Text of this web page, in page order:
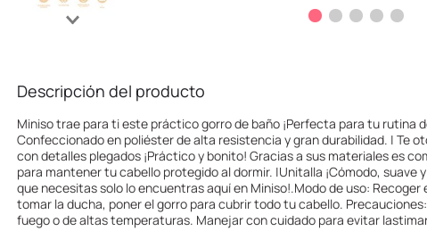
Descripción del producto
Miniso trae para ti este práctico gorro de baño ¡Perfecta para tu rutina
Confeccionado en poliéster de alta resistencia y gran durabilidad. | Te
con detalles plegados ¡Práctico y bonito! Gracias a sus materiales es
para mantener tu cabello protegido al dormir. |Unitalla ¡Cómodo, suave
que necesitas solo lo encuentras aquí en Miniso!.Modo de uso: Recoger
tomar la ducha, poner el gorro para cubrir todo tu cabello.
fuego o de altas temperaturas. Manejar con cuidado para evitar